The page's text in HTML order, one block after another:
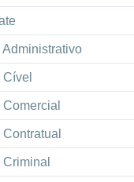
Administrativo